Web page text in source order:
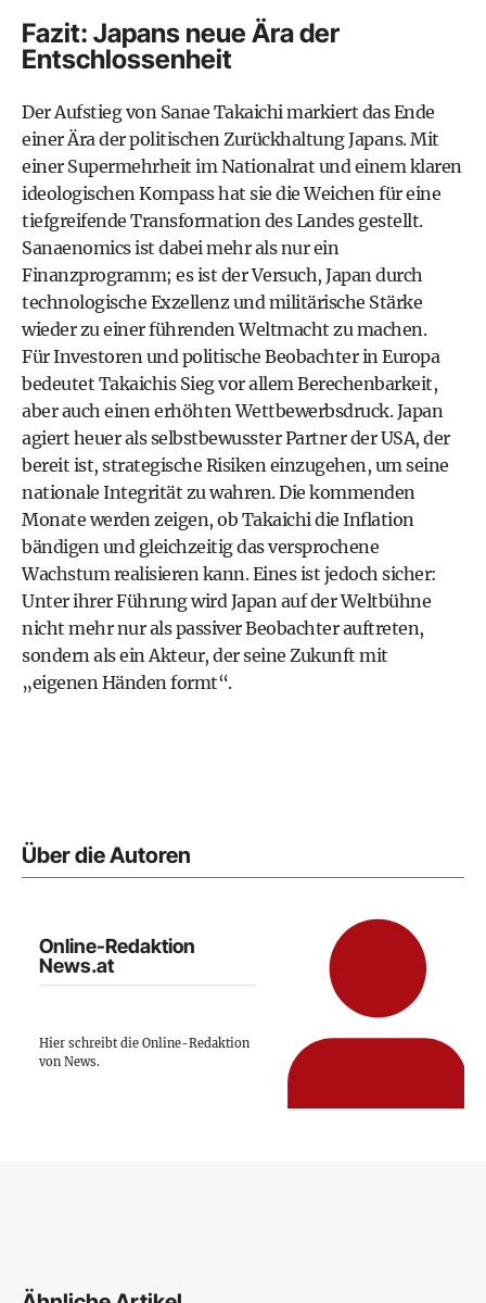
Fazit: Japans neue Ära der
Entschlossenheit
Der Aufstieg von Sanae Takaichi markiert das Ende
einer Ära der politischen Zurückhaltung Japans. Mit
einer Supermehrheit im Nationalrat und einem klaren
ideologischen Kompass hat sie die Weichen für eine
tiefgreifende Transformation des Landes gestellt.
Sanaenomics ist dabei mehr als nur ein
Finanzprogramm; es ist der Versuch, Japan durch
technologische Exzellenz und militärische Stärke
wieder zu einer führenden Weltmacht zu machen.
Für Investoren und politische Beobachter in Europa
bedeutet Takaichis Sieg vor allem Berechenbarkeit,
aber auch einen erhöhten Wettbewerbsdruck. Japan
agiert heuer als selbstbewusster Partner der USA, der
bereit ist, strategische Risiken einzugehen, um seine
nationale Integrität zu wahren. Die kommenden
Monate werden zeigen, ob Takaichi die Inflation
bändigen und gleichzeitig das versprochene
Wachstum realisieren kann. Eines ist jedoch sicher:
Unter ihrer Führung wird Japan auf der Weltbühne
nicht mehr nur als passiver Beobachter auftreten,
sondern als ein Akteur, der seine Zukunft mit
„eigenen Händen formt“.
Über die Autoren
Online-Redaktion
News.at
Hier schreibt die Online-Redaktion
von News.